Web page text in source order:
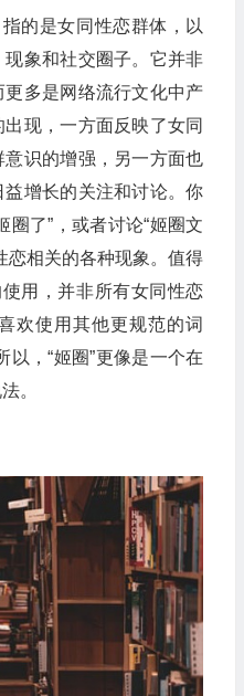
的是女同性恋群体，以
象和社交圈子。它并非
多是网络流行文化中产
现，一方面反映了女同
识的增强，另一方面也
增长的关注和讨论。你
圈了”，或者讨论“姬圈文
恋相关的各种现象。值得
用，并非所有女同性恋
欢使用其他更规范的词
以，“姬圈”更像是一个在
。